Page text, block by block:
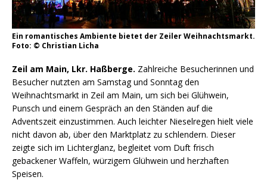
Ein romantisches Ambiente bietet der Zeiler Weihnachtsmarkt.
Foto: © Christian Licha
Zeil am Main, Lkr. Haßberge. Zahlreiche Besucherinnen und
Besucher nutzten am Samstag und Sonntag den
Weihnachtsmarkt in Zeil am Main, um sich bei Glühwein,
Punsch und einem Gespräch an den Ständen auf die
Adventszeit einzustimmen. Auch leichter Nieselregen hielt viele
nicht davon ab, über den Marktplatz zu schlendern. Dieser
zeigte sich im Lichterglanz, begleitet vom Duft frisch
gebackener Waffeln, würzigem Glühwein und herzhaften
Speisen.